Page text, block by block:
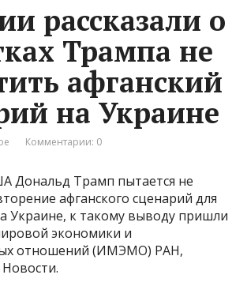
рассказали о
Трампа не
афганский
на Украине
Комментарии: 0
Дональд Трамп пытается не
афганского сценарий для
Украине, к такому выводу пришли
экономики и
отношений (ИМЭМО) РАН,